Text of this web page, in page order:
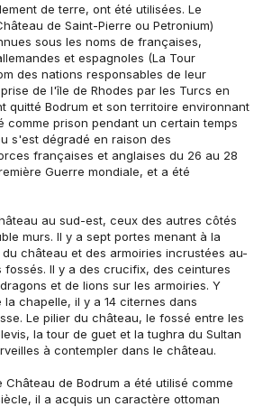
de terre, ont été utilisées. Le
de Saint-Pierre ou Petronium)
sous les noms de françaises,
et espagnoles (La Tour
des nations responsables de leur
de l'île de Rhodes par les Turcs en
quitté Bodrum et son territoire environnant
comme prison pendant un certain temps
s'est dégradé en raison des
françaises et anglaises du 26 au 28
Guerre mondiale, et a été
au sud-est, ceux des autres côtés
murs. Il y a sept portes menant à la
château et des armoiries incrustées au-
fossés. Il y a des crucifix, des ceintures
et de lions sur les armoiries. Y
chapelle, il y a 14 citernes dans
Le pilier du château, le fossé entre les
la tour de guet et la tughra du Sultan
à contempler dans le château.
Château de Bodrum a été utilisé comme
il a acquis un caractère ottoman